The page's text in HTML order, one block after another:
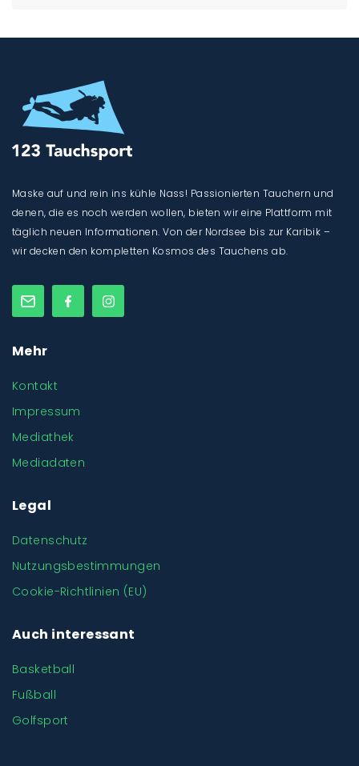
Maske auf und rein ins kühle Nass! Passionierten Tauchern und
denen, die es noch werden wollen, bieten wir eine Plattform mit
täglich neuen Informationen. Von der Nordsee bis zur Karibik –
wir decken den kompletten Kosmos des Tauchens ab.
Mehr
Kontakt
Impressum
Mediathek
Mediadaten
Legal
Datenschutz
Nutzungsbestimmungen
Cookie-Richtlinien (EU)
Auch interessant
Basketball
Fußball
Golfsport